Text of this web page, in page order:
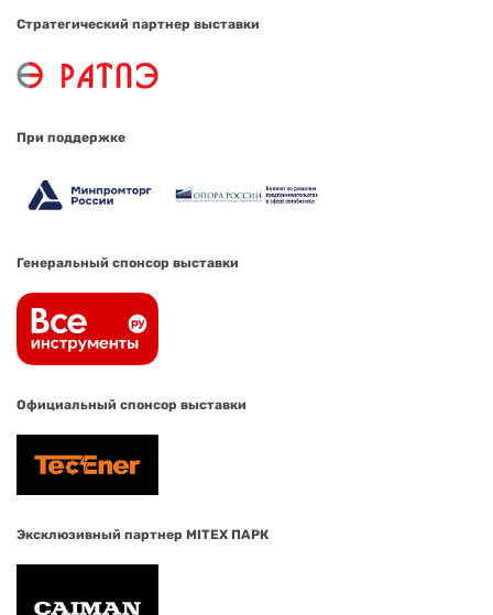
Стратегический партнер выставки
При поддержке
Генеральный спонсор выставки
Официальный спонсор выставки
Эксклюзивный партнер MITEX ПАРК